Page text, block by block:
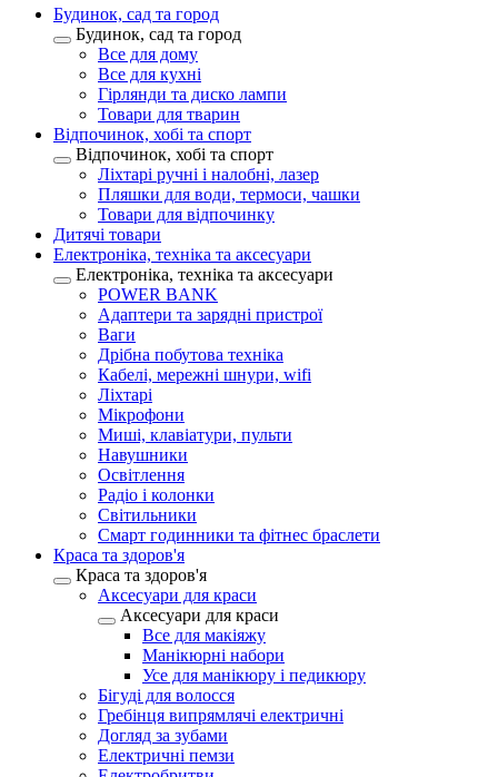
Будинок, сад та город
Будинок, сад та город
Все для дому
Все для кухні
Гірлянди та диско лампи
Товари для тварин
Відпочинок, хобі та спорт
Відпочинок, хобі та спорт
Ліхтарі ручні і налобні, лазер
Пляшки для води, термоси, чашки
Товари для відпочинку
Дитячі товари
Електроніка, техніка та аксесуари
Електроніка, техніка та аксесуари
POWER BANK
Адаптери та зарядні пристрої
Ваги
Дрібна побутова техніка
Кабелі, мережні шнури, wifi
Ліхтарі
Мікрофони
Миші, клавіатури, пульти
Навушники
Освітлення
Радіо і колонки
Світильники
Смарт годинники та фітнес браслети
Краса та здоров'я
Краса та здоров'я
Аксесуари для краси
Аксесуари для краси
Все для макіяжу
Манікюрні набори
Усе для манікюру і педикюру
Бігуді для волосся
Гребінця випрямлячі електричні
Догляд за зубами
Електричні пемзи